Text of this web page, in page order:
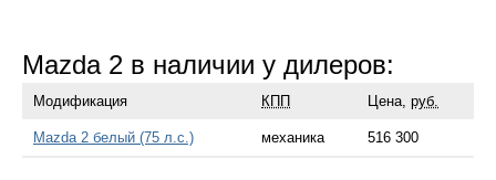
Mazda 2 в наличии у дилеров:
Модификация КПП Цена, руб.
Mazda 2 белый (75 л.с.) механика 516 300